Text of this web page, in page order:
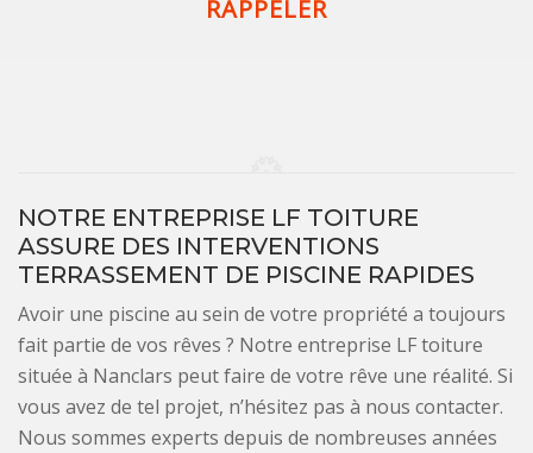
NOTRE ENTREPRISE LF TOITURE
ASSURE DES INTERVENTIONS
TERRASSEMENT DE PISCINE RAPIDES
Avoir une piscine au sein de votre propriété a toujours
fait partie de vos rêves ? Notre entreprise LF toiture
située à Nanclars peut faire de votre rêve une réalité. Si
vous avez de tel projet, n’hésitez pas à nous contacter.
Nous sommes experts depuis de nombreuses années